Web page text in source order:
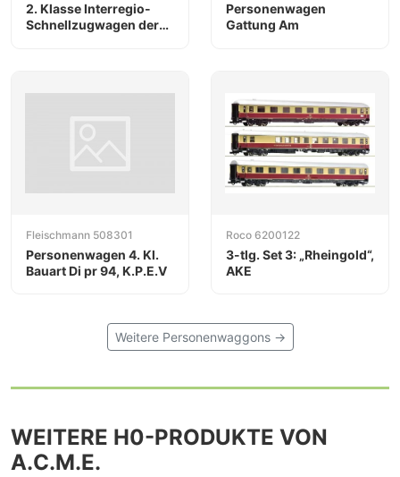
2. Klasse Interregio-
Schnellzugwagen der
Personenwagen
Gattung Am
Fleischmann 508301
Personenwagen 4. Kl.
Bauart Di pr 94, K.P.E.V
Roco 6200122
3-tlg. Set 3: „Rheingold“,
AKE
Weitere Personenwaggons →
WEITERE H0-PRODUKTE VON
A.C.M.E.